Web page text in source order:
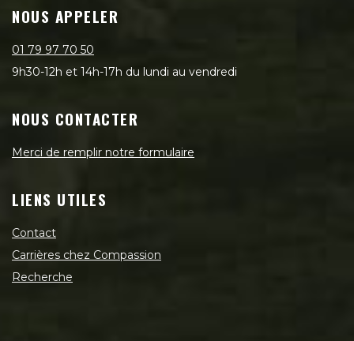
NOUS APPELER
01 79 97 70 50
9h30-12h et 14h-17h du lundi au vendredi
NOUS CONTACTER
Merci de remplir notre formulaire
LIENS UTILES
Contact
Carrières chez Compassion
Recherche